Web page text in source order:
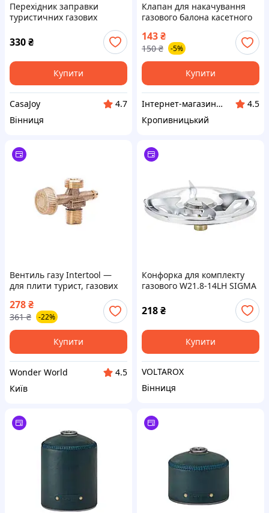
Перехідник заправки
туристичних газових
адаптер
330₴
Купити
CasaJoy
4.7
Вінниця
Клапан для накачування
газового балона касетного
Завод Тайвань) ВСС
143₴
150 ₴ -5%
Купити
Інтернет-магазин "Запчастинки"
4.5
Кропивницький
Вентиль газу Intertool —
для плити турист, газових
балонів і пальників (W21,8
— 14LH x W19,8 — 14DIN4
(GS-0009)
278₴
361 ₴ -22%
Купити
Wonder World
4.5
Київ
Конфорка для комплекту
газового W21.8-14LH SIGMA
218₴
Купити
VOLTAROX
Вінниця